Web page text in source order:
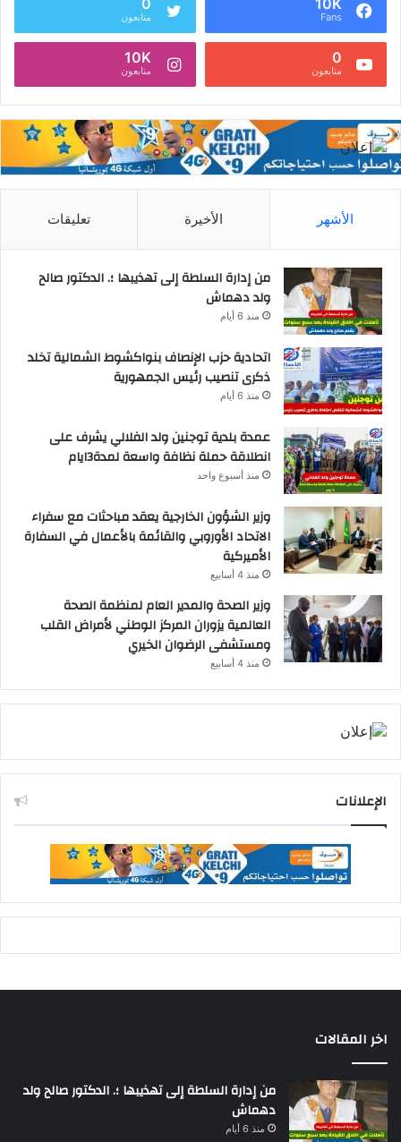
10K
Fans
0
متابعون
0
متابعون
10K
متابعون
الأشهر الأخيرة تعليقات
من إدارة السلطة إلى تهذيبها ؛. الدكتور صالح
ولد دهماش
منذ 6 أيام
اتحادية حزب الإنصاف بنواكشوط الشمالية تخلد
ذكرى تنصيب رئيس الجمهورية
منذ 6 أيام
عمدة بلدية توجنين ولد الفلالي يشرف على
انطلاقة حملة نظافة واسعة لمدة3ايام
منذ أسبوع واحد
وزير الشؤون الخارجية يعقد مباحثات مع سفراء
الاتحاد الأوروبي والقائمة بالأعمال في السفارة
الأميركية
منذ 4 أسابيع
وزير الصحة والمدير العام لمنظمة الصحة
العالمية يزوران المركز الوطني لأمراض القلب
ومستشفى الرضوان الخيري
منذ 4 أسابيع
الإعلانات
اخر المقالات
من إدارة السلطة إلى تهذيبها ؛. الدكتور صالح ولد
دهماش
منذ 6 أيام